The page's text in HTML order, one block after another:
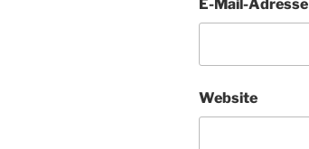
E-Mail-Adresse
Website